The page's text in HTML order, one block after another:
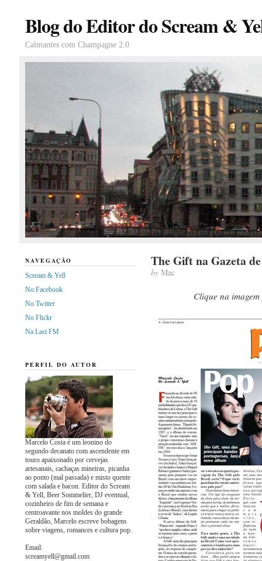
Blog do Editor do Scream &
Calmantes com Champagne 2.0
The Gift na Gazeta
byMac
Clique na
NAVEGAÇÃO
Scream & Yell
No Facebook
No Twitter
No Flickr
Na Last FM
PERFIL DO AUTOR
Marcelo Costa é um leonino do
segundo decanato com ascendente em
touro apaixonado por cervejas
artesanais, cachaças mineiras, picanha
ao ponto (mal passada) e misto quente
com salada e bacon. Editor do Scream
& Yell, Beer Sommelier, DJ eventual,
cozinheiro de fim de semana e
centroavante nos moldes do grande
Geraldão, Marcelo escreve bobagens
sobre viagens, romances e cultura pop.
Email:
screamyell@gmail.com